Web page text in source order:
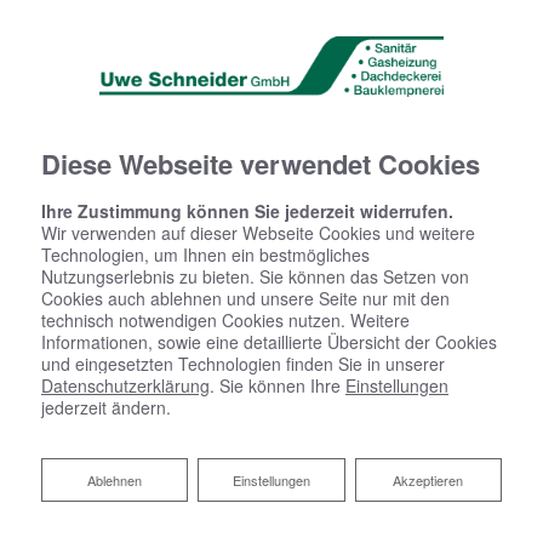
Badsanierung:
Diese Webseite verwendet Cookies
Ihre Zustimmung können Sie jederzeit widerrufen.
Wir verwenden auf dieser Webseite Cookies und weitere
Technologien, um Ihnen ein bestmögliches
Nutzungserlebnis zu bieten. Sie können das Setzen von
Cookies auch ablehnen und unsere Seite nur mit den
technisch notwendigen Cookies nutzen. Weitere
Informationen, sowie eine detaillierte Übersicht der Cookies
und eingesetzten Technologien finden Sie in unserer
Datenschutzerklärung. Sie können Ihre Einstellungen
jederzeit ändern.
Akzeptieren
Einstellungen
Ablehnen
Ablehnen